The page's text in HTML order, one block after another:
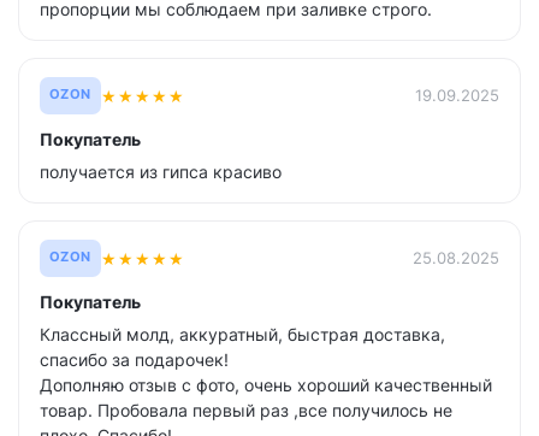
пропорции мы соблюдаем при заливке строго.
OZON ★★★★★ 19.09.2025
Покупатель
получается из гипса красиво
OZON ★★★★★ 25.08.2025
Покупатель
Классный молд, аккуратный, быстрая доставка,
спасибо за подарочек!
Дополняю отзыв с фото, очень хороший качественный
товар. Пробовала первый раз ,все получилось не